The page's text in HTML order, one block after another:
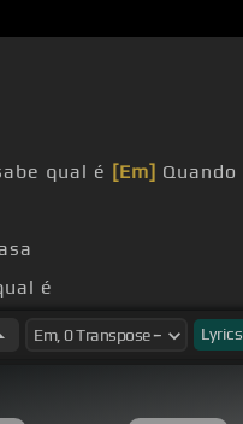
qual é [Em] Quando
é
[B] pinta a tua pé
Lyrics